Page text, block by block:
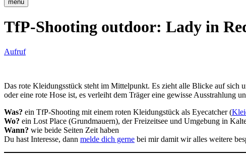
menu
TfP-Shooting outdoor: Lady in
Aufruf
Das rote Kleidungsstück steht im Mittelpunkt. Es zieht alle Blicke auf sich
oder eine rote Hose ist, es verleiht dem Träger eine gewisse Ausstrahlung
Was? ein TfP-Shooting mit einem roten Kleidungstück als Eyecatcher (
Wo? ein Lost Place (Grundmauern), der Freizeitsee und Umgebung in
Wann? wie beide Seiten Zeit haben
Du hast Interesse, dann melde dich gerne bei mir damit wir alles weitere